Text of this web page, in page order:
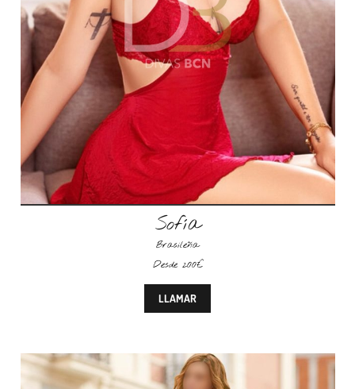
Sofía
Brasileña
Desde 200€
LLAMAR